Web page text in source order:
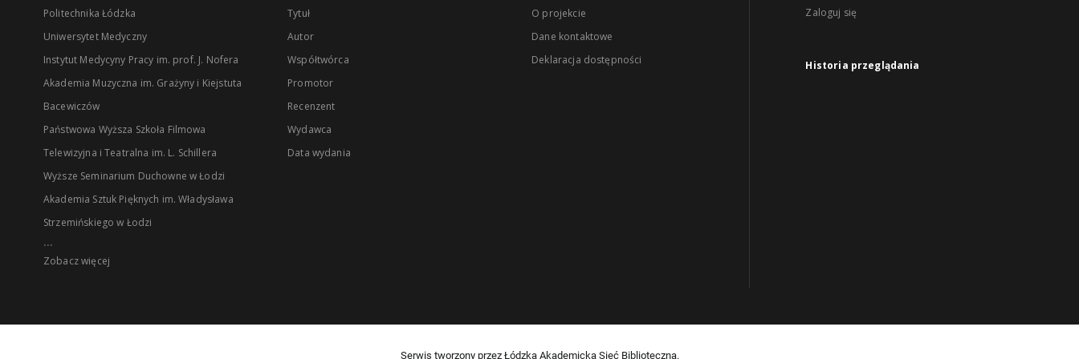
Politechnika Łódzka
Uniwersytet Medyczny
Instytut Medycyny Pracy im. prof. J. Nofera
Akademia Muzyczna im. Grażyny i Kiejstuta
Bacewiczów
Państwowa Wyższa Szkoła Filmowa
Telewizyjna i Teatralna im. L. Schillera
Wyższe Seminarium Duchowne w Łodzi
Akademia Sztuk Pięknych im. Władysława
Strzemińskiego w Łodzi
...
Zobacz więcej
Tytuł
Autor
Współtwórca
Promotor
Recenzent
Wydawca
Data wydania
O projekcie
Dane kontaktowe
Deklaracja dostępności
Zaloguj się
Historia przeglądania
Serwis tworzony przez Łódzką Akademicką Sieć Biblioteczną.